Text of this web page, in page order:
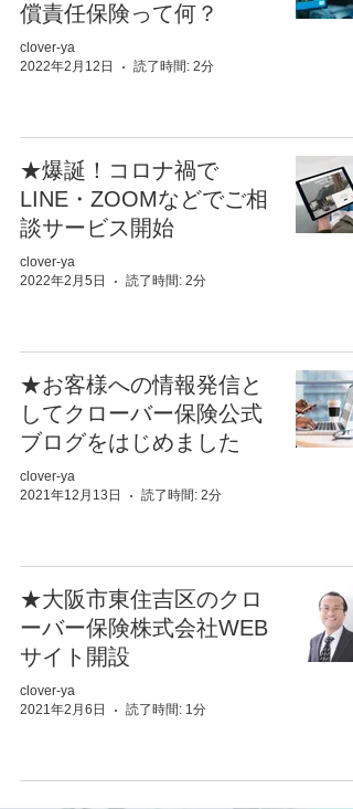
償責任保険って何？
clover-ya
2022年2月12日
読了時間: 2分
★爆誕！コロナ禍で
LINE・ZOOMなどでご相
談サービス開始
clover-ya
2022年2月5日
読了時間: 2分
★お客様への情報発信と
してクローバー保険公式
ブログをはじめました
clover-ya
2021年12月13日
読了時間: 2分
★大阪市東住吉区のクロ
ーバー保険株式会社WEB
サイト開設
clover-ya
2021年2月6日
読了時間: 1分